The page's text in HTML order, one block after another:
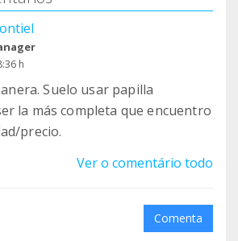
h
Suelo usar papilla
la más completa que encuentro
precio.
Ver o comentário todo
Comenta